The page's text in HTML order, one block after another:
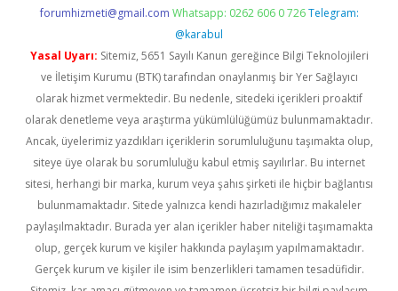
forumhizmeti@gmail.com Whatsapp: 0262 606 0 726 Telegram:
@karabul
Yasal Uyarı: Sitemiz, 5651 Sayılı Kanun gereğince Bilgi Teknolojileri
ve İletişim Kurumu (BTK) tarafından onaylanmış bir Yer Sağlayıcı
olarak hizmet vermektedir. Bu nedenle, sitedeki içerikleri proaktif
olarak denetleme veya araştırma yükümlülüğümüz bulunmamaktadır.
Ancak, üyelerimiz yazdıkları içeriklerin sorumluluğunu taşımakta olup,
siteye üye olarak bu sorumluluğu kabul etmiş sayılırlar. Bu internet
sitesi, herhangi bir marka, kurum veya şahıs şirketi ile hiçbir bağlantısı
bulunmamaktadır. Sitede yalnızca kendi hazırladığımız makaleler
paylaşılmaktadır. Burada yer alan içerikler haber niteliği taşımamakta
olup, gerçek kurum ve kişiler hakkında paylaşım yapılmamaktadır.
Gerçek kurum ve kişiler ile isim benzerlikleri tamamen tesadüfidir.